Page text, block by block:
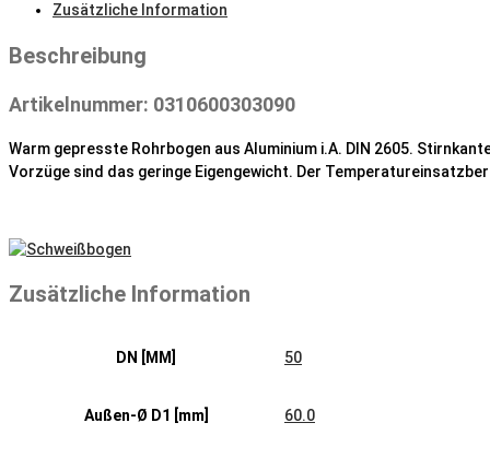
Zusätzliche Information
Beschreibung
Artikelnummer: 0310600303090
Warm gepresste Rohrbogen aus Aluminium i.A. DIN 2605.
Vorzüge sind das geringe Eigengewicht. Der
Zusätzliche Information
DN [MM] 50
Außen-Ø D1 [mm] 60.0